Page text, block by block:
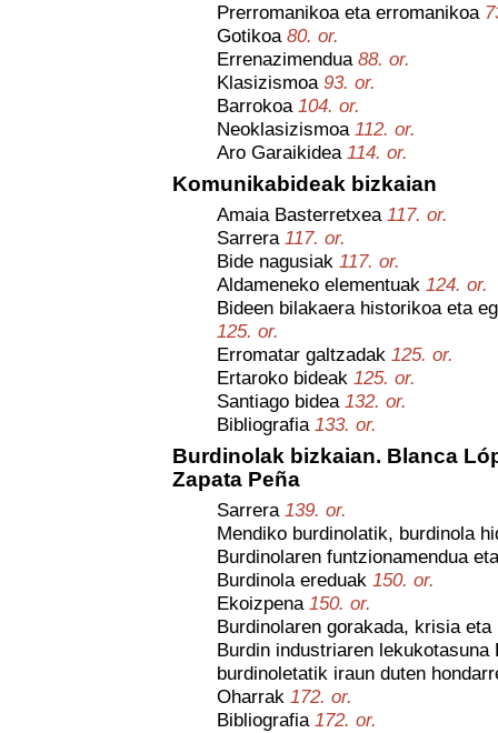
Prerromanikoa eta erromanikoa
Gotikoa 80. or.
Errenazimendua 88. or.
Klasizismoa 93. or.
Barrokoa 104. or.
Neoklasizismoa 112. or.
Aro Garaikidea 114. or.
Komunikabideak bizkaian
Amaia Basterretxea 117. or.
Sarrera 117. or.
Bide nagusiak 117. or.
Aldameneko elementuak 124. or.
Bideen bilakaera historikoa eta
125. or.
Erromatar galtzadak 125. or.
Ertaroko bideak 125. or.
Santiago bidea 132. or.
Bibliografia 133. or.
Burdinolak bizkaian. Blanca
Zapata Peña
Sarrera 139. or.
Mendiko burdinolatik, burdinola
Burdinolaren funtzionamendua
Burdinola ereduak 150. or.
Ekoizpena 150. or.
Burdinolaren gorakada, krisia
Burdin industriaren
burdinoletatik iraun duten
Oharrak 172. or.
Bibliografia 172. or.